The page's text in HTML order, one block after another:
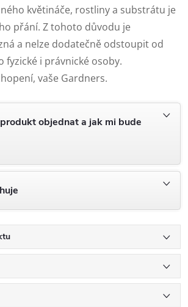
květináče, rostliny a substrátu je
přání. Z tohoto důvodu je
a nelze dodatečně odstoupit od
fyzické i právnické osoby.
vaše Gardners.
objednat a jak mi bude